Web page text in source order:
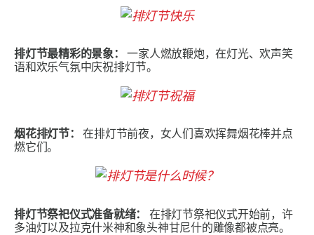
排灯节最精彩的景象：一家人燃放鞭炮，在灯光、欢声笑
语和欢乐气氛中庆祝排灯节。
烟花排灯节：在排灯节前夜，女人们喜欢挥舞烟花棒并点
燃它们。
排灯节祭祀仪式准备就绪： 在排灯节祭祀仪式开始前，许
多油灯以及拉克什米神和象头神甘尼什的雕像都被点亮。